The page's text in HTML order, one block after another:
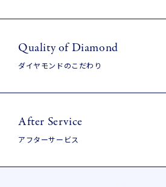
Quality of Diamond
ダイヤモンドのこだわり
After Service
アフターサービス